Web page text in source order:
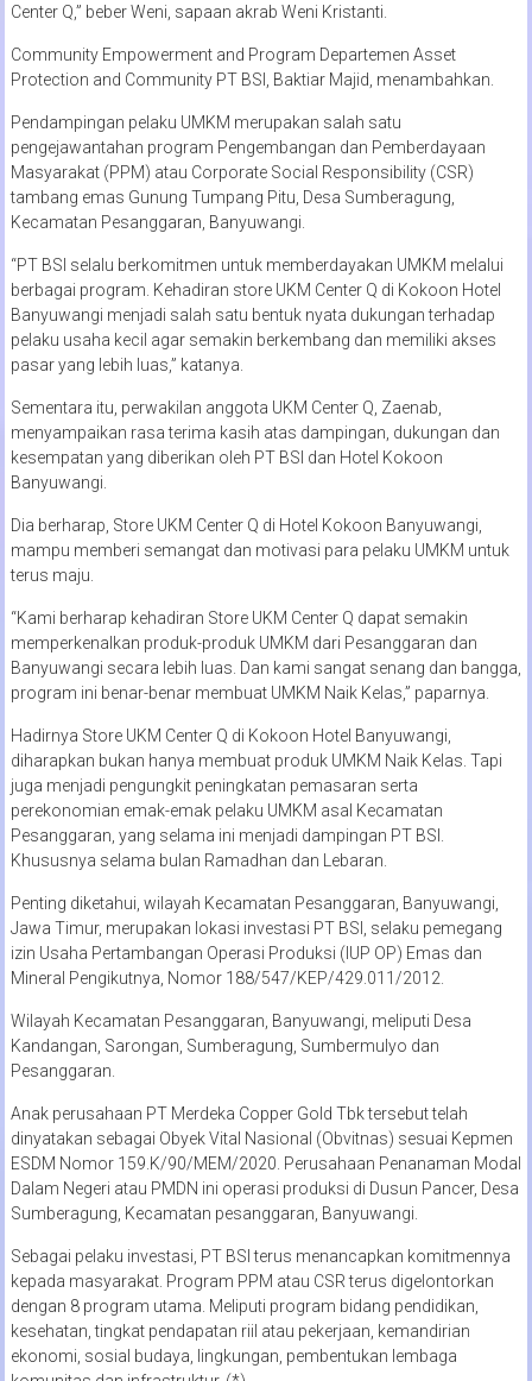
Center Q,” beber Weni, sapaan akrab Weni Kristanti.
Community Empowerment and Program Departemen Asset
Protection and Community PT BSI, Baktiar Majid, menambahkan.
Pendampingan pelaku UMKM merupakan salah satu
pengejawantahan program Pengembangan dan Pemberdayaan
Masyarakat (PPM) atau Corporate Social Responsibility (CSR)
tambang emas Gunung Tumpang Pitu, Desa Sumberagung,
Kecamatan Pesanggaran, Banyuwangi.
“PT BSI selalu berkomitmen untuk memberdayakan UMKM melalui
berbagai program. Kehadiran store UKM Center Q di Kokoon Hotel
Banyuwangi menjadi salah satu bentuk nyata dukungan terhadap
pelaku usaha kecil agar semakin berkembang dan memiliki akses
pasar yang lebih luas,” katanya.
Sementara itu, perwakilan anggota UKM Center Q, Zaenab,
menyampaikan rasa terima kasih atas dampingan, dukungan dan
kesempatan yang diberikan oleh PT BSI dan Hotel Kokoon
Banyuwangi.
Dia berharap, Store UKM Center Q di Hotel Kokoon Banyuwangi,
mampu memberi semangat dan motivasi para pelaku UMKM untuk
terus maju.
“Kami berharap kehadiran Store UKM Center Q dapat semakin
memperkenalkan produk-produk UMKM dari Pesanggaran dan
Banyuwangi secara lebih luas. Dan kami sangat senang dan bangga,
program ini benar-benar membuat UMKM Naik Kelas,” paparnya.
Hadirnya Store UKM Center Q di Kokoon Hotel Banyuwangi,
diharapkan bukan hanya membuat produk UMKM Naik Kelas. Tapi
juga menjadi pengungkit peningkatan pemasaran serta
perekonomian emak-emak pelaku UMKM asal Kecamatan
Pesanggaran, yang selama ini menjadi dampingan PT BSI.
Khususnya selama bulan Ramadhan dan Lebaran.
Penting diketahui, wilayah Kecamatan Pesanggaran, Banyuwangi,
Jawa Timur, merupakan lokasi investasi PT BSI, selaku pemegang
izin Usaha Pertambangan Operasi Produksi (IUP OP) Emas dan
Mineral Pengikutnya, Nomor 188/547/KEP/429.011/2012.
Wilayah Kecamatan Pesanggaran, Banyuwangi, meliputi Desa
Kandangan, Sarongan, Sumberagung, Sumbermulyo dan
Pesanggaran.
Anak perusahaan PT Merdeka Copper Gold Tbk tersebut telah
dinyatakan sebagai Obyek Vital Nasional (Obvitnas) sesuai Kepmen
ESDM Nomor 159.K/90/MEM/2020. Perusahaan Penanaman Modal
Dalam Negeri atau PMDN ini operasi produksi di Dusun Pancer, Desa
Sumberagung, Kecamatan pesanggaran, Banyuwangi.
Sebagai pelaku investasi, PT BSI terus menancapkan komitmennya
kepada masyarakat. Program PPM atau CSR terus digelontorkan
dengan 8 program utama. Meliputi program bidang pendidikan,
kesehatan, tingkat pendapatan riil atau pekerjaan, kemandirian
ekonomi, sosial budaya, lingkungan, pembentukan lembaga